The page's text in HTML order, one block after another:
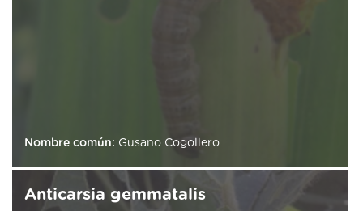
Nombre común: Gusano Cogollero
Anticarsia gemmatalis